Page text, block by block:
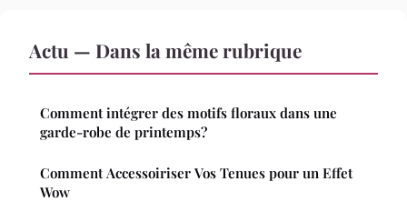
Actu — Dans la même rubrique
Comment intégrer des motifs floraux dans une
garde-robe de printemps?
Comment Accessoiriser Vos Tenues pour un Effet
Wow